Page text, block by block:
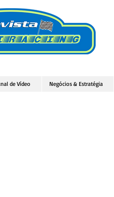
de Vídeo Negócios & Estratégia